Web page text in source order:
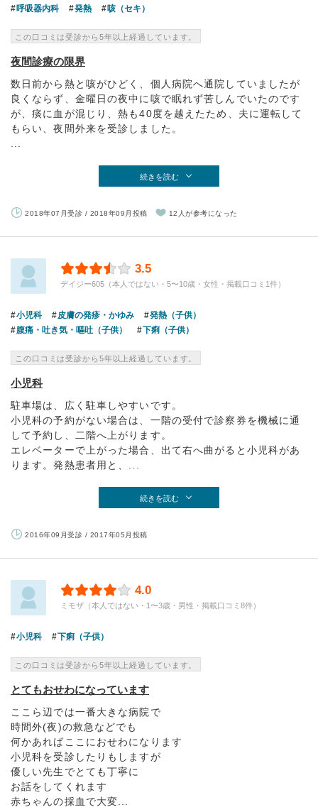
呼吸器内科 発熱 咳（セキ）
この口コミは受診から5年以上経過しています。
夜間診療の限界
数日前から熱と咳がひどく、個人病院へ通院していましたが
良くならず、金曜日の夜中に咳で眠れず苦しんでいたのです
が、痰に血が混じり、熱も40度を越えたため、夫に運転して
もらい、夜間外来を受診しました。
続きを読む
2018年07月受診 / 2018年09月投稿 12人が参考になった
3.5
デイジー605（本人ではない・5〜10歳・女性・掲載口コミ1件）
小児科 皮膚の発疹・かゆみ
発熱（子供）
腹痛・吐き気・嘔吐（子供）
下痢（子供）
この口コミは受診から5年以上経過しています。
小児科
駐車場は、広く駐車しやすいです。
小児科の予約がない場合は、一階の受付で診察券を機械に通
して予約し、二階へ上がります。
エレベーターで上がった場合、出て右へ曲がると小児科があ
ります。発熱患者用と、...
続きを読む
2016年09月受診 / 2017年05月投稿
4.0
ミモザ（本人ではない・1〜3歳・男性・掲載口コミ8件）
小児科 下痢（子供）
この口コミは受診から5年以上経過しています。
とてもおせわになっています
ここら辺では一番大きな病院で
時間外(夜)の救急などでも
何かあればここにおせわになります
小児科を受診したりもしますが
優しい先生でとても丁寧に
お話をしてくれます
赤ちゃんの採血で大変...